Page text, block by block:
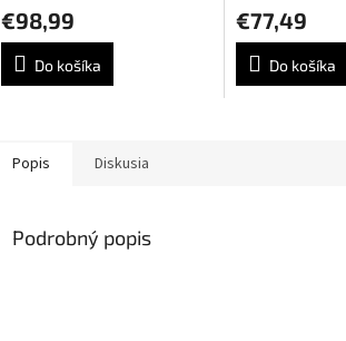
€98,99
Do košíka
€77,49
Do košíka
Popis Diskusia
Podrobný popis